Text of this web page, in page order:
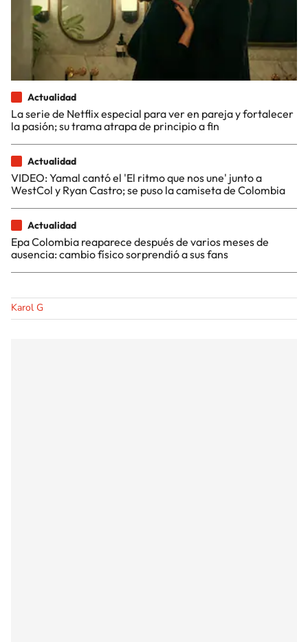
Actualidad
La serie de Netflix especial para ver en pareja y fortalecer
la pasión; su trama atrapa de principio a fin
Actualidad
VIDEO: Yamal cantó el 'El ritmo que nos une' junto a
WestCol y Ryan Castro; se puso la camiseta de Colombia
Actualidad
Epa Colombia reaparece después de varios meses de
ausencia: cambio físico sorprendió a sus fans
Karol G